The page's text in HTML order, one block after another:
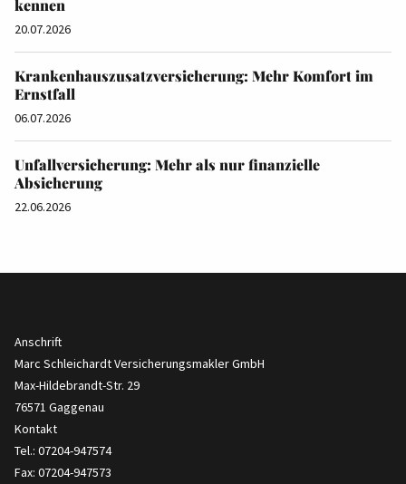
kennen
20.07.2026
Krankenhauszusatzversicherung: Mehr Komfort im
Ernstfall
06.07.2026
Unfallversicherung: Mehr als nur finanzielle
Absicherung
22.06.2026
Anschrift
Marc Schleichardt Versicherungsmakler GmbH
Max-Hildebrandt-Str. 29
76571 Gaggenau
Kontakt
Tel.: 07204-947574
Fax: 07204-947573